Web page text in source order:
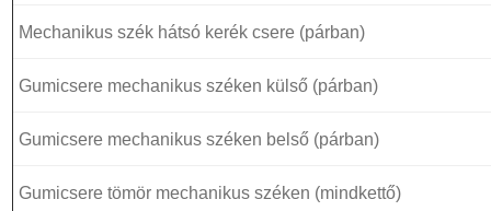
Mechanikus szék hátsó kerék csere (párban)
Gumicsere mechanikus széken külső (párban)
Gumicsere mechanikus széken belső (párban)
Gumicsere tömör mechanikus széken (mindkettő)